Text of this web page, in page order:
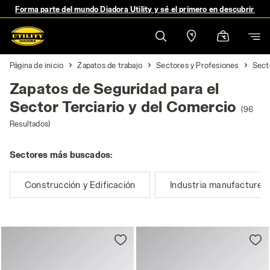
Forma parte del mundo Diadora Utility y sé el primero en descubrir
Página de inicio Zapatos de trabajo Sectores y Profesiones
Zapatos de Seguridad para el
Sector Terciario y del Comercio
(96
Resultados)
Sectores más buscados:
Construcción y Edificación Industria